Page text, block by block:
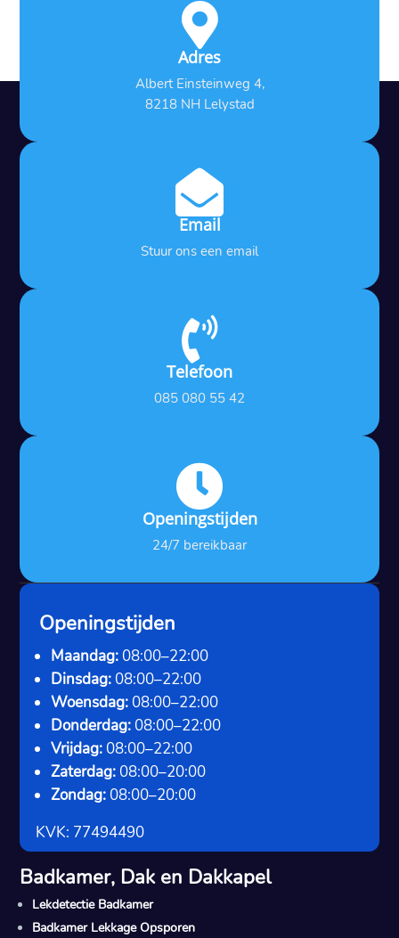

Adres
Albert Einsteinweg 4,
8218 NH Lelystad

Email
Stuur ons een email

Telefoon
085 080 55 42

Openingstijden
24/7 bereikbaar
Openingstijden
Maandag: 08:00–22:00
Dinsdag: 08:00–22:00
Woensdag: 08:00–22:00
Donderdag: 08:00–22:00
Vrijdag: 08:00–22:00
Zaterdag: 08:00–20:00
Zondag: 08:00–20:00
KVK: 77494490
Badkamer, Dak en Dakkapel
Lekdetectie Badkamer
Badkamer Lekkage Opsporen